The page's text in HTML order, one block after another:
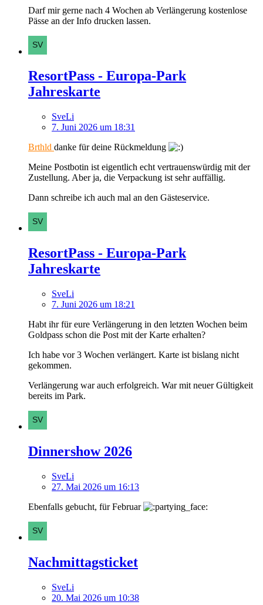
Darf mir gerne nach 4 Wochen ab Verlängerung kostenlose
Pässe an der Info drucken lassen.
ResortPass - Europa-Park
Jahreskarte
SveLi
7. Juni 2026 um 18:31
Brthld danke für deine Rückmeldung
Meine Postbotin ist eigentlich echt vertrauenswürdig mit der
Zustellung. Aber ja, die Verpackung ist sehr auffällig.
Dann schreibe ich auch mal an den Gästeservice.
ResortPass - Europa-Park
Jahreskarte
SveLi
7. Juni 2026 um 18:21
Habt ihr für eure Verlängerung in den letzten Wochen beim
Goldpass schon die Post mit der Karte erhalten?
Ich habe vor 3 Wochen verlängert. Karte ist bislang nicht
gekommen.
Verlängerung war auch erfolgreich. War mit neuer Gültigkeit
bereits im Park.
Dinnershow 2026
SveLi
27. Mai 2026 um 16:13
Ebenfalls gebucht, für Februar
Nachmittagsticket
SveLi
20. Mai 2026 um 10:38